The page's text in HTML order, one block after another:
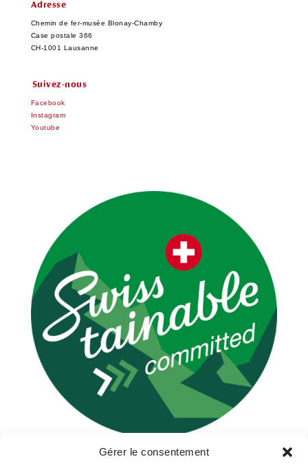
Gérer le consentement
Adresse
Chemin de fer-musée Blonay-Chamby
Case postale 366
CH-1001 Lausanne
Suivez-nous
Facebook
Instagram
Youtube